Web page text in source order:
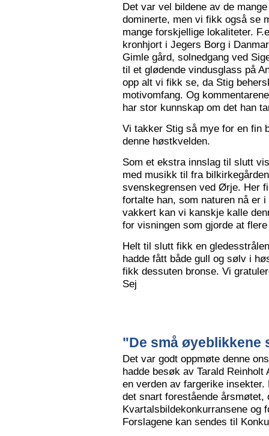
Det var vel bildene av de
dominerte, men vi fikk også se
mange forskjellige lokaliteter.
kronhjort i Jegers Borg i
Gimle gård, solnedgang ved
til et glødende vindusglass på
opp alt vi fikk se, da Stig
motivomfang. Og
har stor kunnskap om det han
Vi takker Stig så mye for en fin
denne høstkvelden.
Som et ekstra innslag til slutt
med musikk til fra
svenskegrensen ved Ørje. Her
fortalte han, som naturen nå er
vakkert kan vi kanskje kalle
for visningen som gjorde at
Helt til slutt fikk en
hadde fått både gull og sølv i
fikk dessuten bronse. Vi
Sej
"De små øyeblikkene
Det var godt oppmøte denne
hadde besøk av Tarald
en verden av fargerike
det snart forestående
Kvartalsbildekonkurransene og
Forslagene kan sendes til